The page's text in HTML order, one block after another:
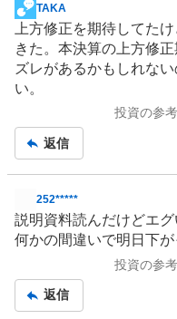
掲
示
板
記
事
TAKA
上方修正を期待してた
きた。本決算の上方修
ズレがあるかもしれな
い。
投資の参
返信
示
板
252*****
説明資料読んだけどエグ
何かの間違いで明日下
投資の参
返信